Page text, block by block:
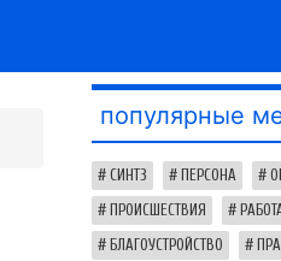
популярные
СИНТЗ ПЕРСОНА
ПРОИСШЕСТВИЯ
БЛАГОУСТРОЙСТВО